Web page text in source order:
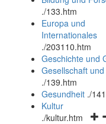
./133.htm
Europa und
Internationales
./203110.htm
Geschichte und
Gesellschaft
./139.htm
Gesundheit ./
Kultur
./kultur.htm